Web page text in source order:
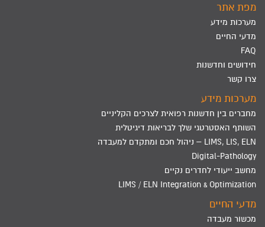
מפת אתר
מערכות מידע
מדעי החיים
FAQ
חידושים וחדשנות
צרו קשר
מערכות מידע
מחברים בין חדשנות רפואית לצרכים הקליניים
השותף האסטרטגי שלך לבריאות דיגיטלית
LIMS, LIS, ELN – ניהול חכם ומתקדם למעבדה
Digital-Pathology
מחשב ייעודי לחדרים נקיים
LIMS / ELN Integration & Optimization
מדעי החיים
מכשור מעבדה